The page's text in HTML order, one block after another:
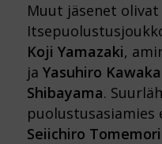
Muut jäsenet
Koji Yamazaki,
ja Yasuhiro
Shibayama.
Seiichiro Tomemori